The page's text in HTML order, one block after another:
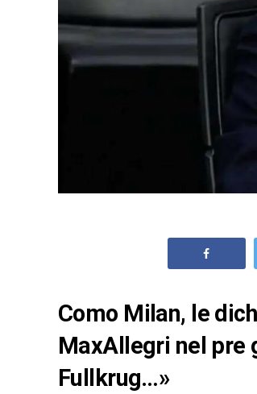
Como Milan, le
MaxAllegri nel pre
Fullkrug…»